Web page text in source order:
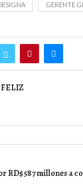
GERENTE
RD$587 millones a